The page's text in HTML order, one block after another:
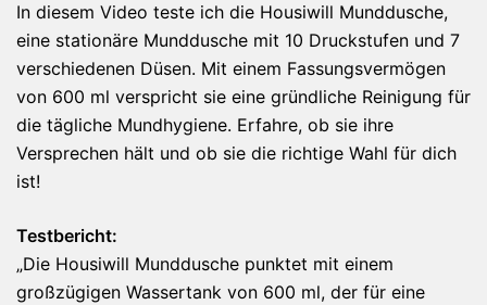
In diesem Video teste ich die Housiwill Munddusche,
eine stationäre Munddusche mit 10 Druckstufen und 7
verschiedenen Düsen. Mit einem Fassungsvermögen
von 600 ml verspricht sie eine gründliche Reinigung für
die tägliche Mundhygiene. Erfahre, ob sie ihre
Versprechen hält und ob sie die richtige Wahl für dich
ist!
Testbericht:
„Die Housiwill Munddusche punktet mit einem
großzügigen Wassertank von 600 ml, der für eine